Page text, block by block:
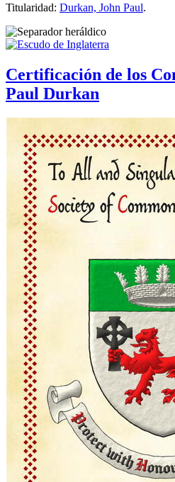
Titularidad: Durkan, John Paul.
Certificación de los
Paul Durkan